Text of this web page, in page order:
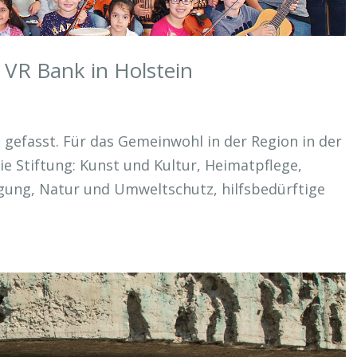
Bank in Holstein
Für das Gemeinwohl in der Region in der
Stiftung: Kunst und Kultur, Heimatpflege,
Natur und Umweltschutz, hilfsbedürftige